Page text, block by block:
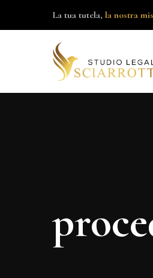
La tua tutela, la nostra